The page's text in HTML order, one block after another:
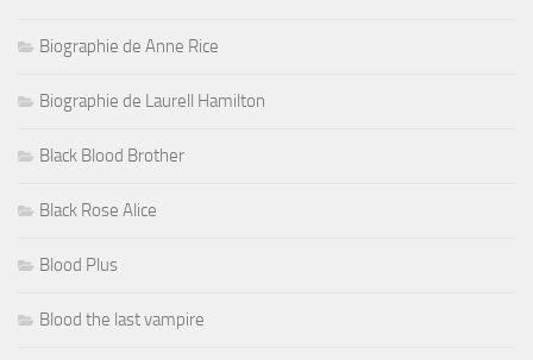
Biographie de Anne Rice
Biographie de Laurell Hamilton
Black Blood Brother
Black Rose Alice
Blood Plus
Blood the last vampire